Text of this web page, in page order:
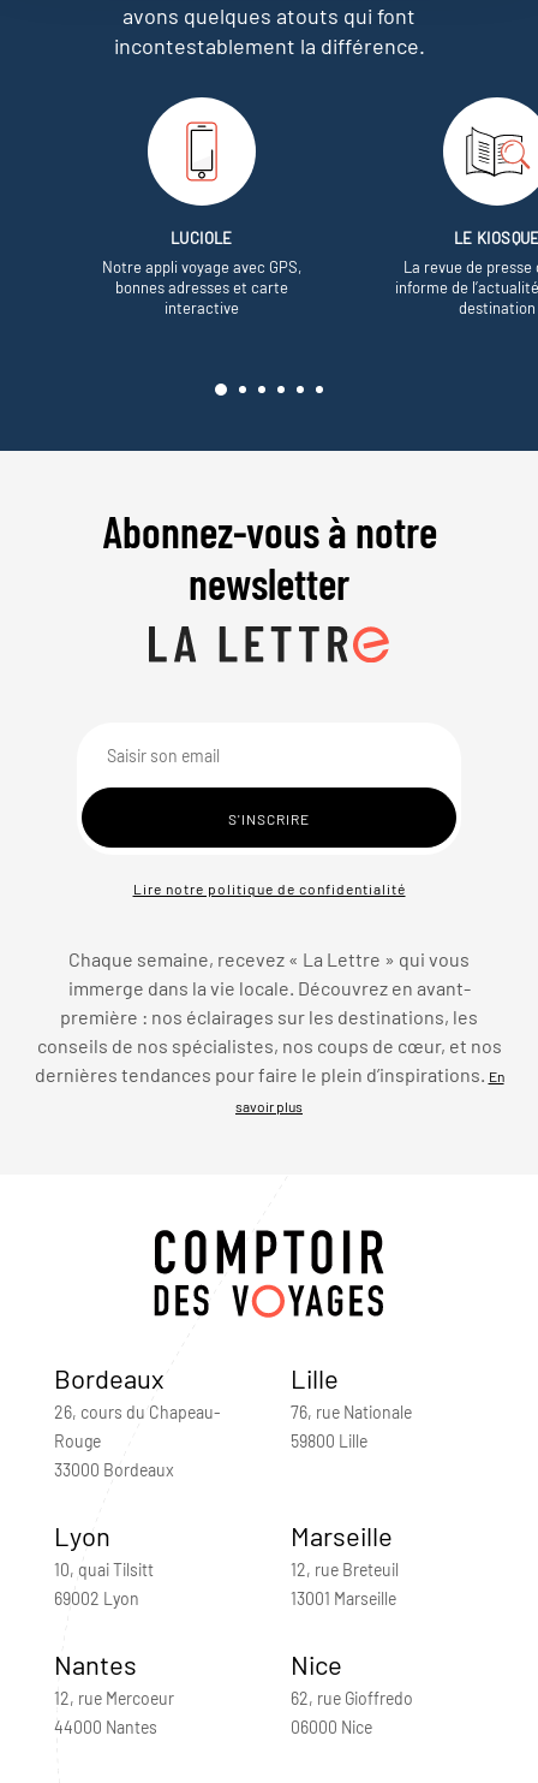
avons quelques atouts qui font
incontestablement la différence.
LUCIOLE
Notre appli voyage avec GPS,
bonnes adresses et carte
interactive
LE
La revue de presse
informe de
destination
Abonnez-vous à notre
newsletter
Lire notre politique de confidentialité
Chaque semaine, recevez « La Lettre » qui vous
immerge dans la vie locale. Découvrez en avant-
première : nos éclairages sur les destinations, les
conseils de nos spécialistes, nos coups de cœur, et nos
dernières tendances pour faire le plein d’inspirations. En
savoir plus
Bordeaux
26, cours du Chapeau-
Rouge
33000 Bordeaux
Lille
76, rue Nationale
59800 Lille
Lyon
10, quai Tilsitt
69002 Lyon
Marseille
12, rue Breteuil
13001 Marseille
Nantes
12, rue Mercoeur
44000 Nantes
Nice
62, rue Gioffredo
06000 Nice